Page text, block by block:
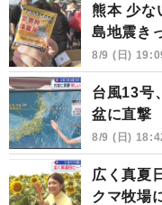
熊本 少
島地震き
8/9 (日)
台風13号
盆に直撃
8/9 (日)
広く真夏
クマ牧場